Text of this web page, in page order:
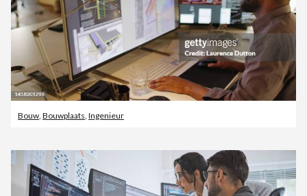
Bouw Bouwplaats Ingenieur